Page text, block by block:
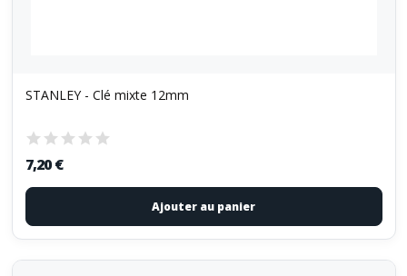
STANLEY - Clé mixte 12mm
7,20 €
Ajouter au panier